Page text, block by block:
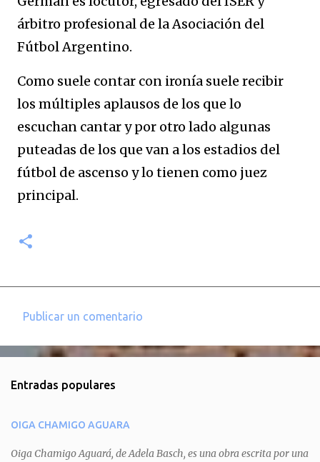
árbitro profesional de la Asociación del
Fútbol Argentino.
Como suele contar con ironía suele recibir
los múltiples aplausos de los que lo
escuchan cantar y por otro lado algunas
puteadas de los que van a los estadios del
fútbol de ascenso y lo tienen como juez
principal.
e
t
a
Publicar un comentario
Entradas populares
OIGA CHAMIGO AGUARA
Oiga Chamigo Aguará, de Adela Basch, es una obra escrita por una